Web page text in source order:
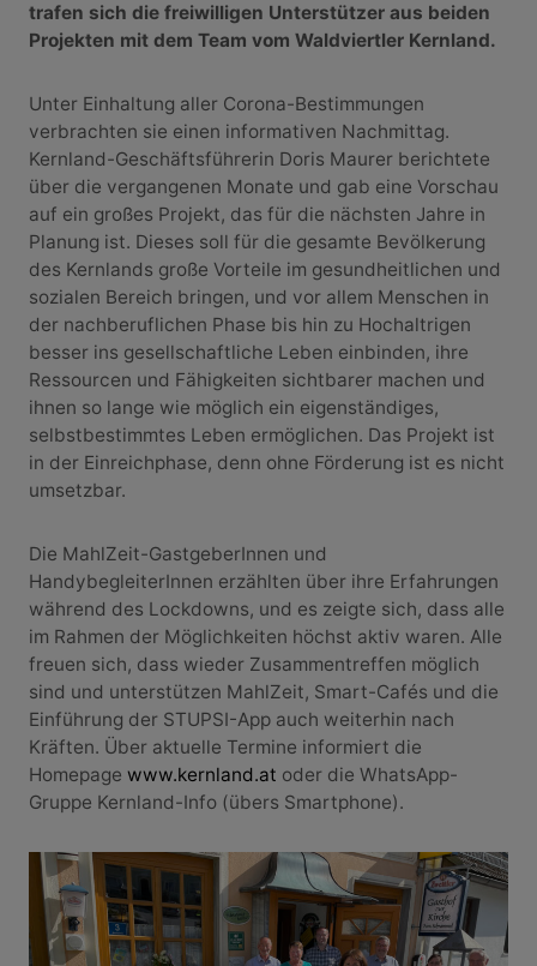
trafen sich die freiwilligen Unterstützer aus beiden
Projekten mit dem Team vom Waldviertler Kernland.
Unter Einhaltung aller Corona-Bestimmungen
verbrachten sie einen informativen Nachmittag.
Kernland-Geschäftsführerin Doris Maurer berichtete
über die vergangenen Monate und gab eine Vorschau
auf ein großes Projekt, das für die nächsten Jahre in
Planung ist. Dieses soll für die gesamte Bevölkerung
des Kernlands große Vorteile im gesundheitlichen und
sozialen Bereich bringen, und vor allem Menschen in
der nachberuflichen Phase bis hin zu Hochaltrigen
besser ins gesellschaftliche Leben einbinden, ihre
Ressourcen und Fähigkeiten sichtbarer machen und
ihnen so lange wie möglich ein eigenständiges,
selbstbestimmtes Leben ermöglichen. Das Projekt ist
in der Einreichphase, denn ohne Förderung ist es nicht
umsetzbar.
Die MahlZeit-GastgeberInnen und
HandybegleiterInnen erzählten über ihre Erfahrungen
während des Lockdowns, und es zeigte sich, dass alle
im Rahmen der Möglichkeiten höchst aktiv waren. Alle
freuen sich, dass wieder Zusammentreffen möglich
sind und unterstützen MahlZeit, Smart-Cafés und die
Einführung der STUPSI-App auch weiterhin nach
Kräften. Über aktuelle Termine informiert die
Homepagewww.kernland.at oder die WhatsApp-
Gruppe Kernland-Info (übers Smartphone).